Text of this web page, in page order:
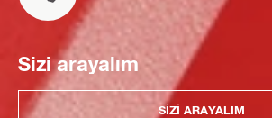
Sizi arayalım
SIZI ARAYALIM